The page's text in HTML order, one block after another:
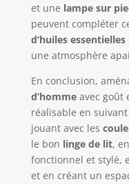
et une lampe sur
peuvent compléter
d’huiles essentielles
une atmosphère
En conclusion,
d’hommeavec goût
réalisable en
jouant avec les
le bon linge de lit,
fonctionnel et stylé,
et en créant un